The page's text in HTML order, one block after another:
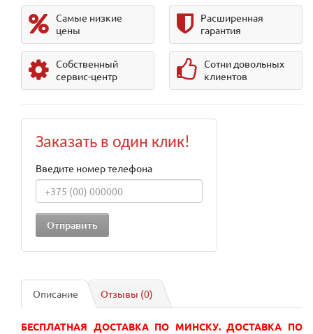
Самые низкие
цены
Расширенная
гарантия
Собственный
сервис-центр
Сотни довольных
клиентов
Заказать в один клик!
Введите номер телефона
Описание Отзывы (0)
БЕСПЛАТНАЯ ДОСТАВКА ПО МИНСКУ. ДОСТАВКА ПО